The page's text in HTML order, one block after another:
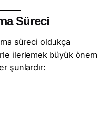
Süreci
süreci oldukça
ilerlemek büyük önem
şunlardır: